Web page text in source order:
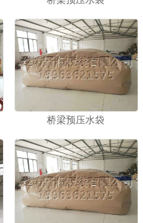
桥梁预压水袋